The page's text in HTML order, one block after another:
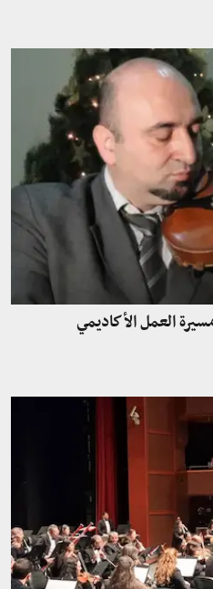
العمل الأكاديمي